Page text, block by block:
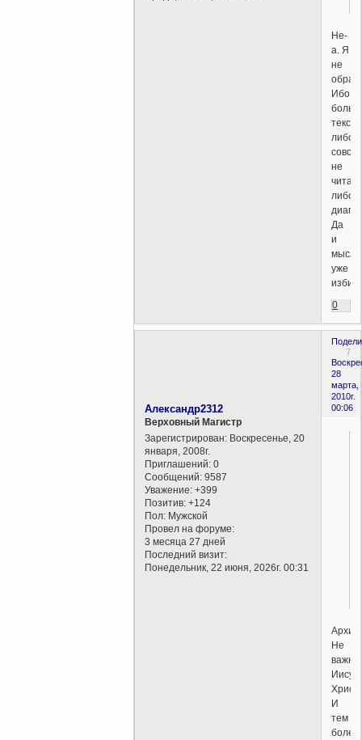
Не-
а. Я
не
Ибо
тексты
либо
не
читаю,
либо
Да
и
мысль
уже
0
7
28
марта,
2010г.
00:06
Александр2312
Верховный Магистр
Зарегистрирован: Воскресенье, 20
января, 2008г.
Приглашений: 0
Сообщений: 9587
Уважение: +399
Позитив: +124
Пол: Мужской
Провел на форуме:
3 месяца 27 дней
Последний визит:
Понедельник, 22 июня, 2026г. 00:31
Архи?
Не
И
тем
более,